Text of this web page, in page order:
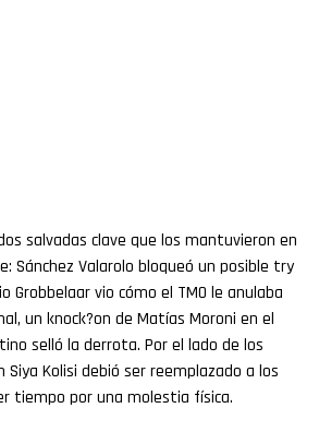
salvadas clave que los mantuvieron en
Sánchez Valarolo bloqueó un posible try
Grobbelaar vio cómo el TMO le anulaba
un knock?on de Matías Moroni en el
selló la derrota. Por el lado de los
Siya Kolisi debió ser reemplazado a los
tiempo por una molestia física.